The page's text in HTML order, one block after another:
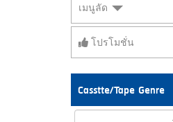
เมนูลัด
โปรโมชั่น
Casstte/Tape Genre